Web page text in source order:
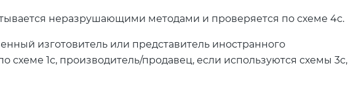
неразрушающими методами и проверяется по схеме 4с.
изготовитель или представитель иностранного
схеме 1с, производитель/продавец, если используются схемы 3с,